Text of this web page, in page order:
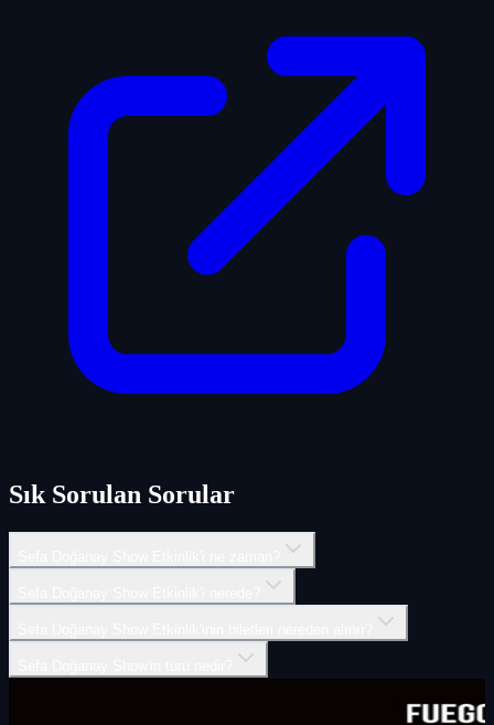
Sık Sorulan Sorular